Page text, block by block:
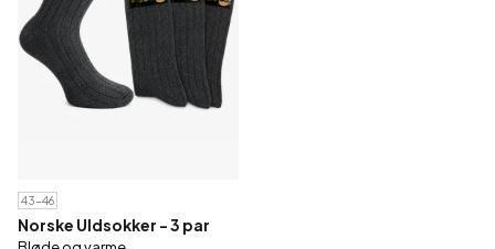
43-46
Norske Uldsokker - 3 par